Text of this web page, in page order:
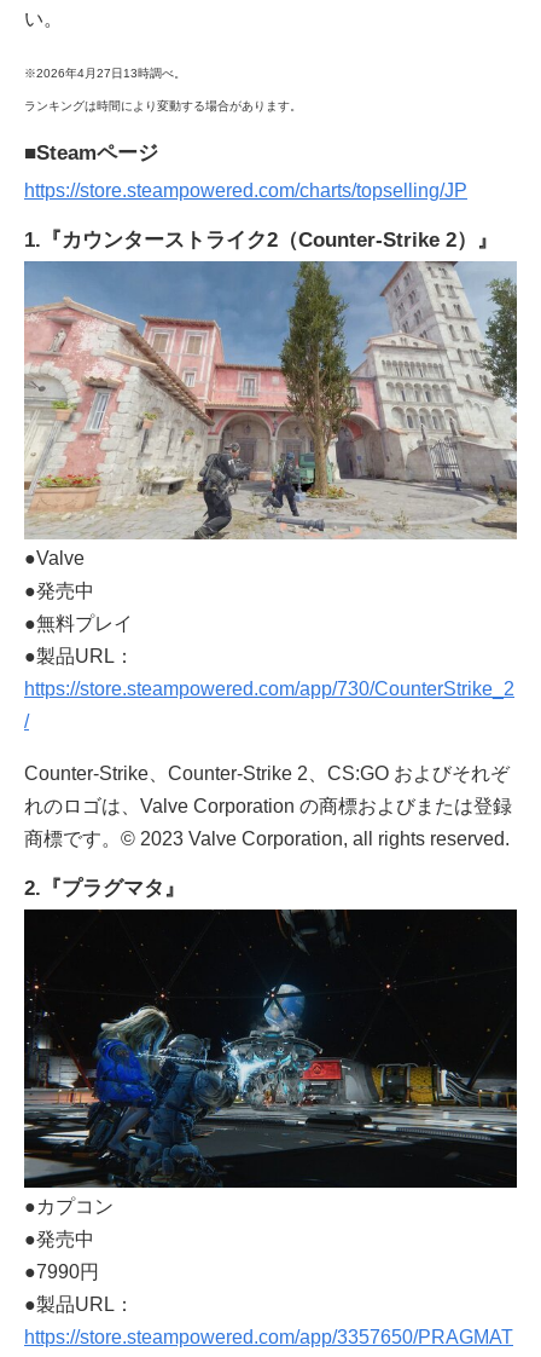
い。
※2026年4月27日13時調べ。
ランキングは時間により変動する場合があります。
■Steamページ
https://store.steampowered.com/charts/topselling/JP
1.『カウンターストライク2（Counter-Strike 2）』
●Valve
●発売中
●無料プレイ
●製品URL：
https://store.steampowered.com/app/730/CounterStrike_2
/
Counter-Strike、Counter-Strike 2、CS:GO およびそれぞ
れのロゴは、Valve Corporation の商標およびまたは登録
商標です。© 2023 Valve Corporation, all rights reserved.
2.『プラグマタ』
●カプコン
●発売中
●7990円
●製品URL：
https://store.steampowered.com/app/3357650/PRAGMAT